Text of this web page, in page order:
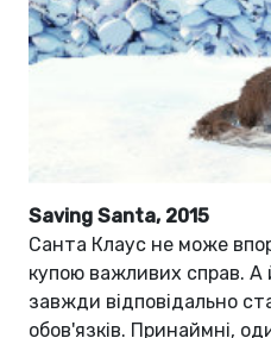
Saving Santa, 2015
Санта Клаус не може
купою важливих справ. А
завжди відповідально
обов'язків. Принаймні,